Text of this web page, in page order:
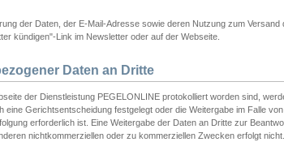
der Daten, der E-Mail-Adresse sowie deren Nutzung zum
kündigen"-Link im Newsletter oder auf der Webseite.
Daten an Dritte
der Dienstleistung PEGELONLINE protokolliert worden sind,
Gerichtsentscheidung festgelegt oder die Weitergabe im Falle
erforderlich ist. Eine Weitergabe der Daten an Dritte zur
nichtkommerziellen oder zu kommerziellen Zwecken erfolgt nicht.